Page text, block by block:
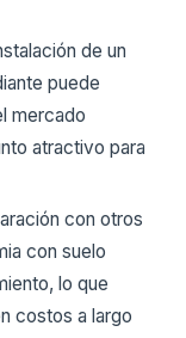
de un
puede
mercado
atractivo para
con otros
con suelo
lo que
costos a largo